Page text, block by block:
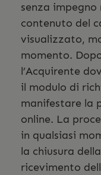
senza
contenuto del
visualizzato,
momento.
l’Acquirente
il modulo di
manifestare la
online. La
in qualsiasi
la chiusura
ricevimento